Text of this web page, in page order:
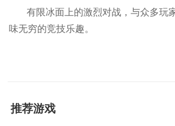
有限冰面上的激烈对战，与众多玩
味无穷的竞技乐趣。
推荐游戏